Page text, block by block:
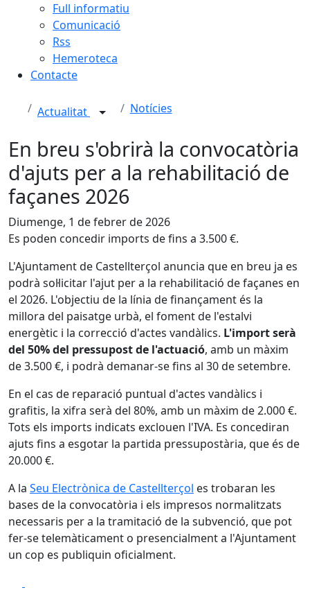
Full informatiu
Comunicació
Rss
Hemeroteca
Contacte
Actualitat Notícies
En breu s'obrirà la convocatòria
d'ajuts per a la rehabilitació de
façanes 2026
Diumenge, 1 de febrer de 2026
Es poden concedir imports de fins a 3.500 €.
L'Ajuntament de Castellterçol anuncia que en breu ja es
podrà sol·licitar l'ajut per a la rehabilitació de façanes en
el 2026. L'objectiu de la línia de finançament és la
millora del paisatge urbà, el foment de l'estalvi
energètic i la correcció d'actes vandàlics. L'import serà
del 50% del pressupost de l'actuació, amb un màxim
de 3.500 €, i podrà demanar-se fins al 30 de setembre.
En el cas de reparació puntual d'actes vandàlics i
grafitis, la xifra serà del 80%, amb un màxim de 2.000 €.
Tots els imports indicats exclouen l'IVA. Es concediran
ajuts fins a esgotar la partida pressupostària, que és de
20.000 €.
A la Seu Electrònica de Castellterçol es trobaran les
bases de la convocatòria i els impresos normalitzats
necessaris per a la tramitació de la subvenció, que pot
fer-se telemàticament o presencialment a l'Ajuntament
un cop es publiquin oficialment.